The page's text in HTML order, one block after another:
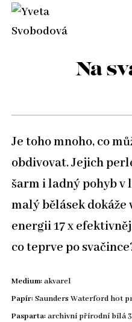
Na
Je toho mnoho, co
obdivovat. Jejich
šarm i ladný pohyb v
malý bělásek
energii 17 x
co teprve po
Medium:akvarel
Papír:Saunders Waterford hot
Pasparta:archivní přírodní bílá